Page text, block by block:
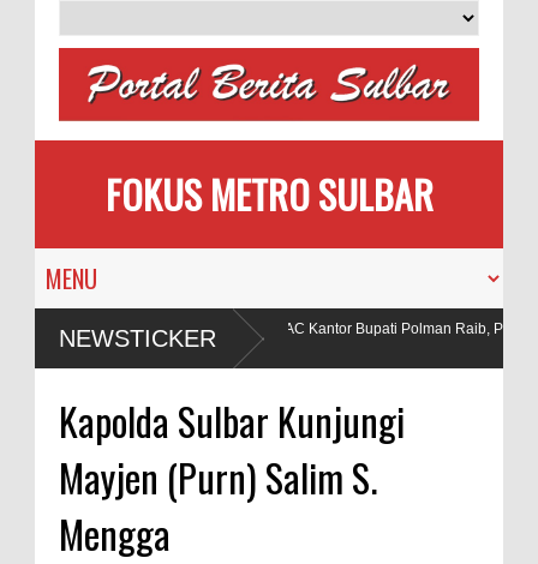
FOKUS METRO SULBAR
NEWSTICKER
Pengantin
Puluhan AC Kantor Bupati Polman Raib, Polisi
Penadah
Kapolda Sulbar Kunjungi
Mayjen (Purn) Salim S.
Mengga